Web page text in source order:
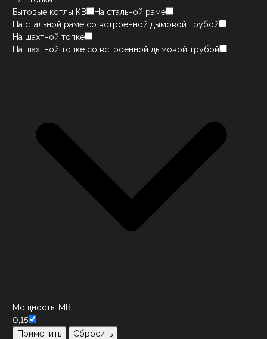
Бытовые котлы КВ
На стальной раме
На стальной раме со встроенной дымовой трубой
На шахтной топке
На шахтной топке со встроенной дымовой трубой
Мощность, МВт
0,15
Применить
Сбросить